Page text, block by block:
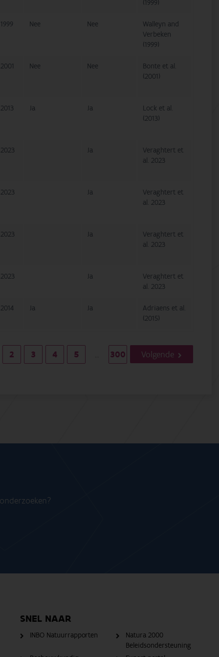
(1999)
1999 Nee Nee
Walleyn and
Verbeken
(1999)
2001 Nee Nee
Bonte et al.
(2001)
2013 Ja Ja
Lock et al.
(2013)
2023 Ja
Veraghtert et
al. 2023
2023 Ja
Veraghtert et
al. 2023
2023 Ja
Veraghtert et
al. 2023
2023 Ja
Veraghtert et
al. 2023
2014 Ja Ja
Adriaens et al.
(2015)
2 3 4 5 … 300 Volgende
SNEL NAAR
INBO Natuurrapporten
Natura 2000
Beleidsondersteuning